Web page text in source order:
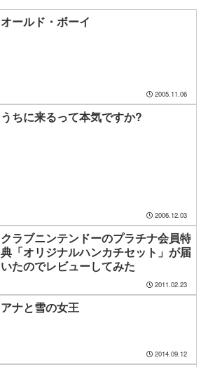
オールド・ボーイ
2005.11.06
うちに来るって本気ですか?
2006.12.03
クラブニンテンドーのプラチナ会員特
典「オリジナルハンカチセット」が届
いたのでレビューしてみた
2011.02.23
アナと雪の女王
2014.09.12